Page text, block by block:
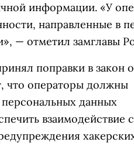
информации. «У
направленные в
— отметил замглавы
поправки в закон о
что операторы должны
данных
взаимодействие с